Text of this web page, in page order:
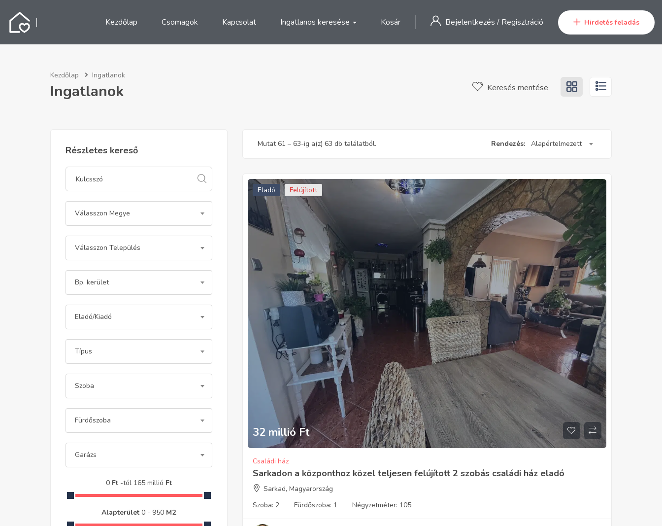
Kezdőlap Csomagok Kapcsolat Ingatlanos keresése Kosár Bejelentkezés / Regisztráció Hirdetés feladás
Kezdőlap Ingatlanok
Ingatlanok Keresés mentése
Részletes kereső
Válasszon Megye
Válasszon Település
Bp. kerület
Eladó/Kiadó
Típus
Szoba
Fürdőszoba
Garázs
0 Ft -tól 165 millió Ft
Alapterület0 - 950 M2
Mutat61 – 63-ig a(z) 63 db találatból. Rendezés: Alapértelmezett
Eladó Felújított
32 millió Ft
Családi ház
Sarkadon a központhoz közel teljesen felújított 2 szobás családi ház eladó
Sarkad, Magyarország
Szoba: 2 Fürdőszoba: 1 Négyzetméter: 105